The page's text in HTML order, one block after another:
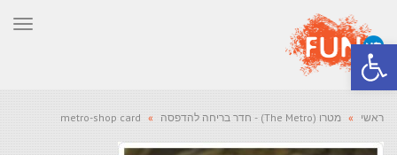
פתח סרגל נגישות
ראשי » מטרו (The Metro) - חדר בריחה להדפסה »
metro-shop card